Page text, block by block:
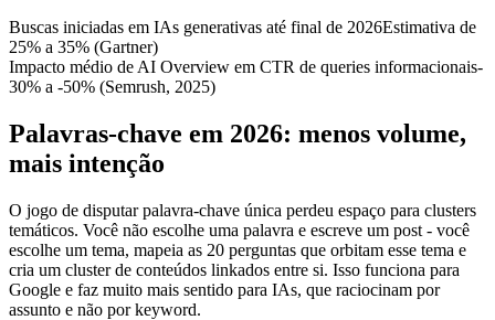
Buscas iniciadas em IAs generativas até final de 2026Estimativa de
25% a 35% (Gartner)
Impacto médio de AI Overview em CTR de queries informacionais-
30% a -50% (Semrush, 2025)
Palavras-chave em 2026: menos volume,
mais intenção
O jogo de disputar palavra-chave única perdeu espaço para clusters
temáticos. Você não escolhe uma palavra e escreve um post - você
escolhe um tema, mapeia as 20 perguntas que orbitam esse tema e
cria um cluster de conteúdos linkados entre si. Isso funciona para
Google e faz muito mais sentido para IAs, que raciocinam por
assunto e não por keyword.